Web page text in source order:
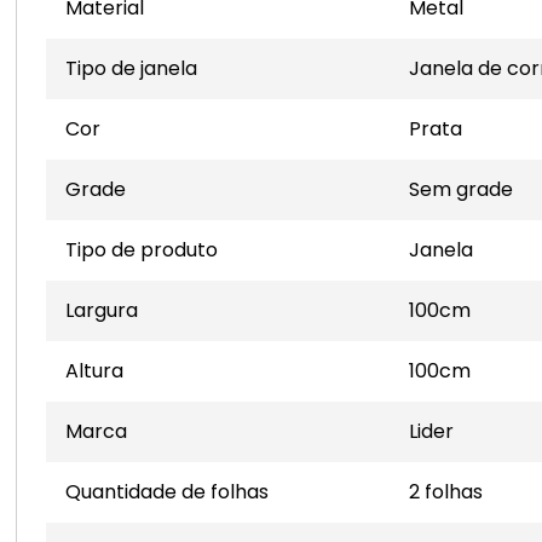
Material Metal
Tipo de janela Janela de
Cor Prata
Grade Sem grade
Tipo de produto Janela
Largura 100cm
Altura 100cm
Marca Lider
Quantidade de folhas 2 folhas